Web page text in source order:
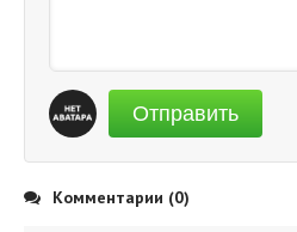
Отправить
Комментарии (0)